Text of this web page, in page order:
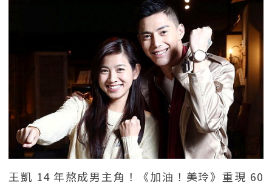
王凱 14 年熬成男主角！《加油！美玲》重現 60